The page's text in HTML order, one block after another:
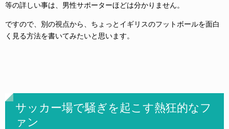
等の詳しい事は、男性サポーターほどは分かりません。
ですので、別の視点から、ちょっとイギリスのフットボールを面白
く見る方法を書いてみたいと思います。
サッカー場で騒ぎを起こす熱狂的なフ
ァン